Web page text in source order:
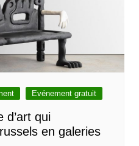
Evénement gratuit
d’art qui
en galeries